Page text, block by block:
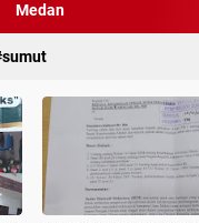
Medan
sumut